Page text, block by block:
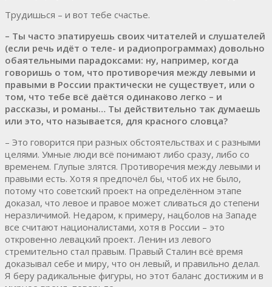
Трудишься – и вот тебе счастье.
– Ты часто эпатируешь своих читателей и слушателей
(если речь идёт о теле- и радиопрограммах) довольно
обаятельными парадоксами: ну, например, когда
говоришь о том, что противоречия между левыми и
правыми в России практически не существует, или о
том, что тебе всё даётся одинаково легко – и
рассказы, и романы… Ты действительно так думаешь
или это, что называется, для красного словца?
– Это говорится при разных обстоятельствах и с разными
целями. Умные люди всё понимают либо сразу, либо со
временем. Глупые злятся. Противоречия между левыми и
правыми есть. Хотя я предпочёл бы, чтоб их не было,
потому что советский проект на определённом этапе
доказал, что левое и правое может сливаться до степени
неразличимой. Недаром, к примеру, нацболов на Западе
все считают националистами, хотя в России – это
откровенно левацкий проект. Ленин из левого
стремительно стал правым. Правый Сталин всё время
доказывал себе и миру, что он левый, и правильно делал.
Я беру радикальные фигуры, но этот баланс достижим и в